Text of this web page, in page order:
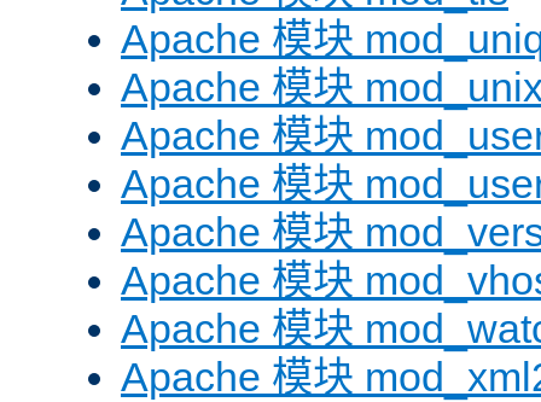
Apache 模块
Apache 模块
Apache 模块
Apache 模块
Apache 模块
Apache 模块
Apache 模块
Apache 模块